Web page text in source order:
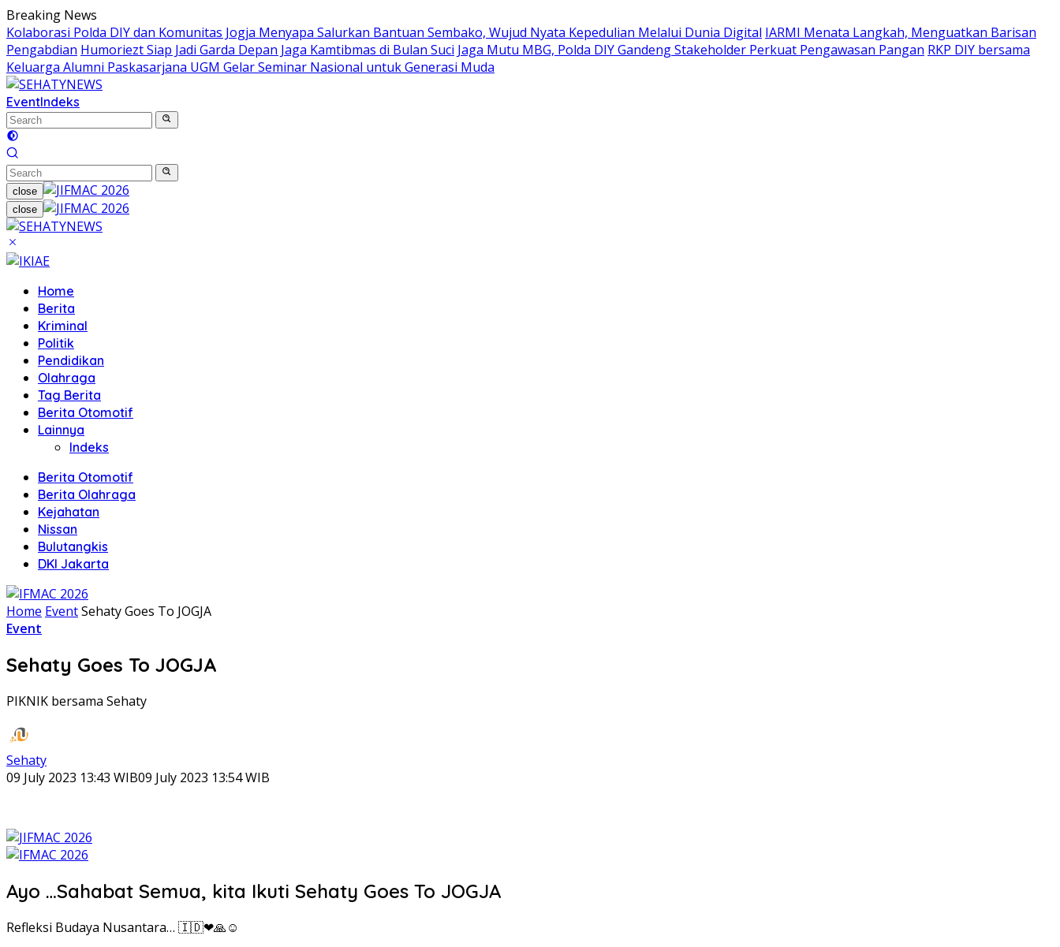
Skip
to
content
Breaking News
Kolaborasi Polda DIY dan Komunitas Jogja Menyapa Salurkan Bantuan Sembako, Wujud Nyata Kepedulian Melalui Dunia Digital IARMI Menata Langkah, Menguatkan Barisan
Pengabdian Humoriezt Siap Jadi Garda Depan Jaga Kamtibmas di Bulan Suci Jaga Mutu MBG, Polda DIY Gandeng Stakeholder Perkuat Pengawasan Pangan RKP DIY bersama
Keluarga Alumni Paskasarjana UGM Gelar Seminar Nasional untuk Generasi Muda
EventIndeks
close
close
Home
Berita
Kriminal
Politik
Pendidikan
Olahraga
Tag Berita
Berita Otomotif
Lainnya
Indeks
Berita Otomotif
Berita Olahraga
Kejahatan
Nissan
Bulutangkis
DKI Jakarta
Home EventSehaty Goes To JOGJA
Event
Sehaty Goes To JOGJA
PIKNIK bersama Sehaty
Sehaty
09 July 2023 13:43 WIB09 July 2023 13:54 WIB
Ayo …Sahabat Semua, kita Ikuti Sehaty Goes To JOGJA
Refleksi Budaya Nusantara… 🇮🇩❤🙏☺